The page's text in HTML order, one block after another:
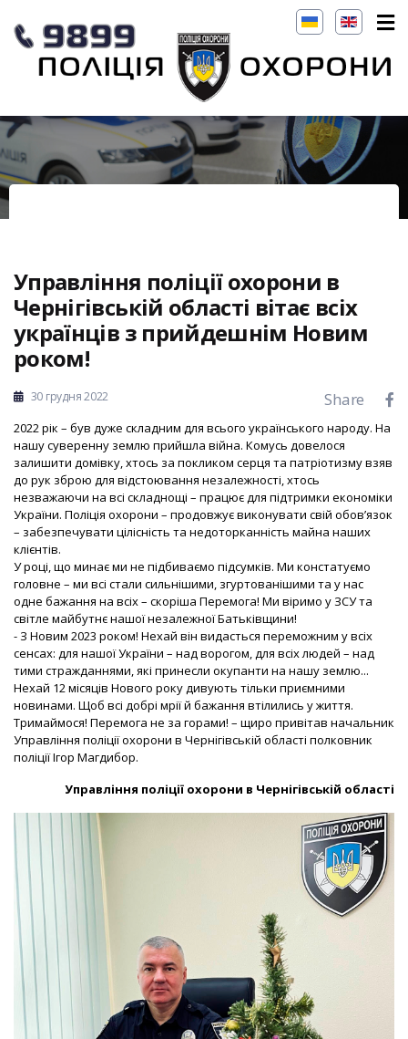
Управління поліції охорони в
Чернігівській області вітає всіх
українців з прийдешнім Новим
роком!
30 грудня 2022 Share
2022 рік – був дуже складним для всього українського народу. На
нашу суверенну землю прийшла війна. Комусь довелося
залишити домівку, хтось за покликом серця та патріотизму взяв
до рук зброю для відстоювання незалежності, хтось
незважаючи на всі складнощі – працює для підтримки економіки
України. Поліція охорони – продовжує виконувати свій обов’язок
– забезпечувати цілісність та недоторканність майна наших
клієнтів.
У році, що минає ми не підбиваємо підсумків. Ми констатуємо
головне – ми всі стали сильнішими, згуртованішими та у нас
одне бажання на всіх – скоріша Перемога! Ми віримо у ЗСУ та
світле майбутнє нашої незалежної Батьківщини!
- З Новим 2023 роком! Нехай він видасться переможним у всіх
сенсах: для нашої України – над ворогом, для всіх людей – над
тими стражданнями, які принесли окупанти на нашу землю...
Нехай 12 місяців Нового року дивують тільки приємними
новинами. Щоб всі добрі мрії й бажання втілились у життя.
Тримаймося! Перемога не за горами! – щиро привітав начальник
Управління поліції охорони в Чернігівській області полковник
поліції Ігор Магдибор.
Управління поліції охорони в Чернігівській області